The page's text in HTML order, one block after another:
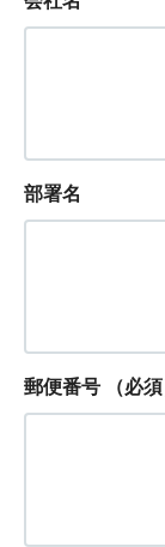
部署名
郵便番号 （必須